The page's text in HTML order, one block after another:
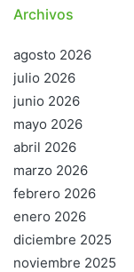
Archivos
agosto 2026
julio 2026
junio 2026
mayo 2026
abril 2026
marzo 2026
febrero 2026
enero 2026
diciembre 2025
noviembre 2025